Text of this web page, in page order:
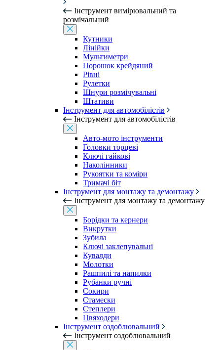
Інструмент вимірювальний та
розмічальний
Кутники
Лінійки
Мультиметри
Порошок крейдяний
Рівні
Рулетки
Шнури розмічувальні
Штативи
Інструмент для автомобілістів
Інструмент для автомобілістів
Авто-мото інструменти
Головки торцеві
Ключі гайкові
Наколінники
Рукоятки та коміри
Тримачі біт
Інструмент для монтажу та демонтажу
Інструмент для монтажу та демонтажу
Борідки та кернери
Викрутки
Зубила
Ключі заклепувальні
Кувалди
Молотки
Рашпилі та напилки
Рубанки ручні
Сокири
Стамески
Степлери
Цвяходери
Інструмент оздоблювальний
Інструмент оздоблювальний